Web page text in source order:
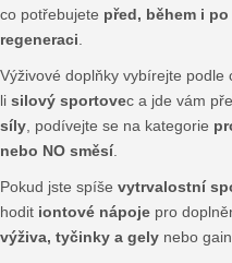
co potřebujete před, během i
regeneraci.
Výživové doplňky vybírejte
li silový sportovec a jde vám
síly, podívejte se na kategorie
nebo NO směsí.
Pokud jste spíše vytrvalostní
hodit iontové nápoje pro
výživa, tyčinky a gely nebo